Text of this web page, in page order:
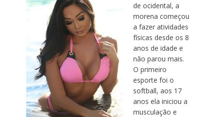
de ocidental, a
morena começou
a fazer atividades
físicas desde os 8
anos de idade e
não parou mais.
O primeiro
esporte foi o
softball, aos 17
anos ela iniciou a
musculação e